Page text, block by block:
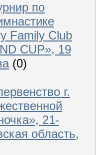
по
Family Club
CUP», 19
(0)
г.
21-
область,